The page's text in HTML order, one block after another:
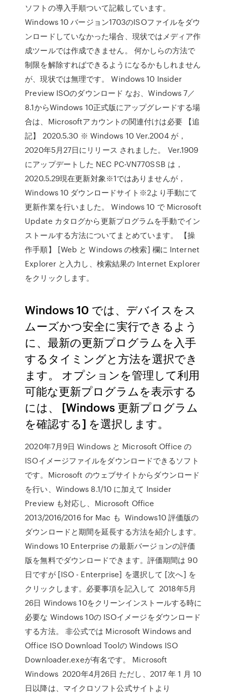
ソフトの導入手順ついて記載しています。
Windows 10 バージョン1703のISOファイルをダウ
ンロードしていなかった場合、現状ではメディア作
成ツールでは作成できません。 何かしらの方法で
制限を解除すればできるようになるかもしれません
が、現状では無理です。 Windows 10 Insider
Preview ISOのダウンロード なお、Windows 7／
8.1からWindows 10正式版にアップグレードする場
合は、Microsoftアカウントの関連付けは必要 【追
記】 2020.5.30 ※ Windows 10 Ver.2004 が，
2020年5月27日にリリース されました。 Ver.1909
にアップデートした NEC PC-VN770SSB は，
2020.5.29現在更新対象※1ではありませんが，
Windows 10 ダウンロードサイト※2より手動にて
更新作業を行いました。 Windows 10 で Microsoft
Update カタログから更新プログラムを手動でイン
ストールする方法についてまとめています。 【操
作手順】 [Web と Windows の検索] 欄に Internet
Explorer と入力し、検索結果の Internet Explorer
をクリックします。
Windows 10 では、デバイスをス
ムーズかつ安全に実行できるよう
に、最新の更新プログラムを入手
するタイミングと方法を選択でき
ます。 オプションを管理して利用
可能な更新プログラムを表示する
には、 [Windows 更新プログラム
を確認する] を選択します。
2020年7月9日 Windows と Microsoft Office の
ISOイメージファイルをダウンロードできるソフト
です。Microsoft のウェブサイトからダウンロード
を行い、Windows 8.1/10 に加えて Insider
Preview も対応し、Microsoft Office
2013/2016/2016 for Mac も Windows10 評価版の
ダウンロードと期間を延長する方法を紹介します。
Windows 10 Enterprise の最新バージョンの評価
版を無料でダウンロードできます。評価期間は 90
日ですが [ISO - Enterprise] を選択して [次へ] を
クリックします。必要事項を記入して 2018年5月
26日 Windows 10をクリーンインストールする時に
必要な Windows 10の ISOイメージをダウンロード
する方法。 非公式では Microsoft Windows and
Office ISO Download Toolの Windows ISO
Downloader.exeが有名です。 Microsoft
Windows 2020年4月26日 ただし、2017 年 1 月 10
日以降は、マイクロソフト公式サイトより